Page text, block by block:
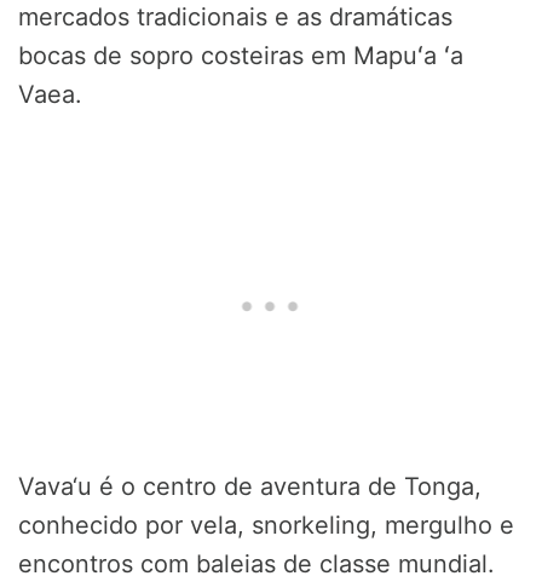
mercados tradicionais e as dramáticas
bocas de sopro costeiras em Mapuʻa ʻa
Vaea.
Vava‘u é o centro de aventura de Tonga,
conhecido por vela, snorkeling, mergulho e
encontros com baleias de classe mundial.